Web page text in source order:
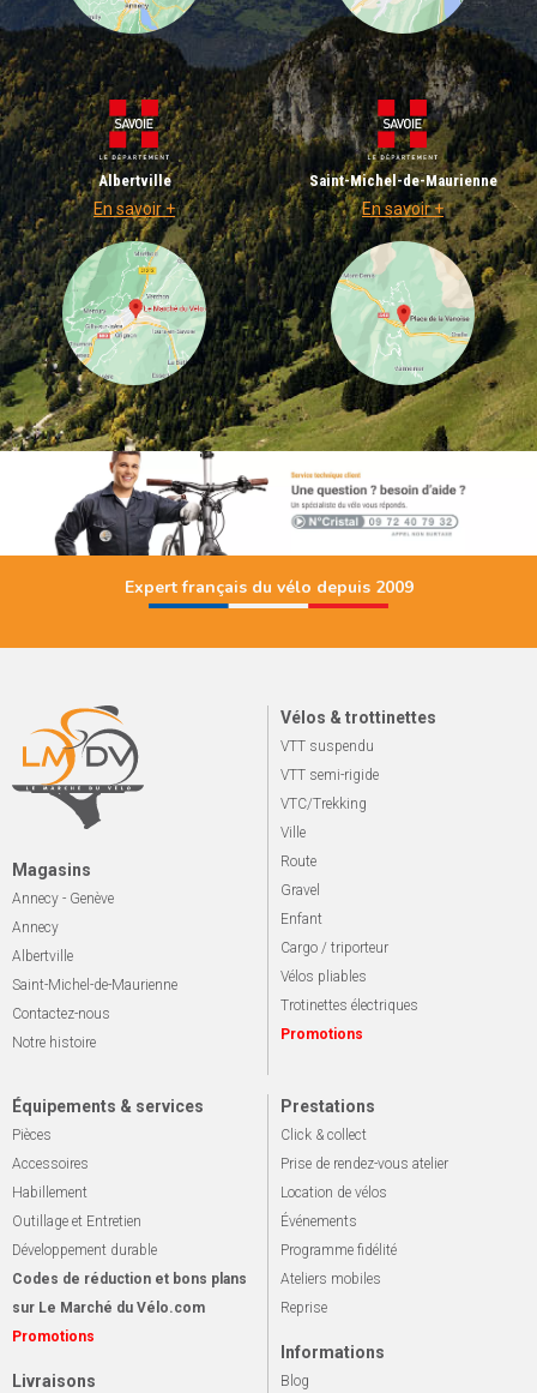
Albertville
En savoir +
Saint-Michel-de-Maurienne
En savoir +
Expert français du vélo depuis 2009
Magasins
Annecy - Genève
Annecy
Albertville
Saint-Michel-de-Maurienne
Contactez-nous
Notre histoire
Vélos & trottinettes
VTT suspendu
VTT semi-rigide
VTC/Trekking
Ville
Route
Gravel
Enfant
Cargo / triporteur
Vélos pliables
Trotinettes électriques
Promotions
Équipements & services
Pièces
Accessoires
Habillement
Outillage et Entretien
Développement durable
Codes de réduction et bons plans
sur Le Marché du Vélo.com
Promotions
Livraisons
Prestations
Click & collect
Prise de rendez-vous atelier
Location de vélos
Événements
Programme fidélité
Ateliers mobiles
Reprise
Informations
Blog